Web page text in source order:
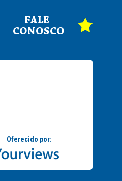
FALE
CONOSCO